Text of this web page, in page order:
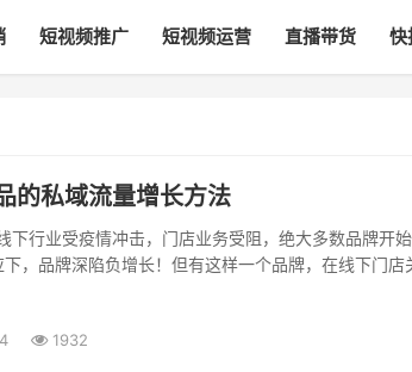
短视频推广 短视频运营 直播带货 快
的私域流量增长方法
下行业受疫情冲击，门店业务受阻，绝大多数品牌开
，品牌深陷负增长！但有这样一个品牌，在线下门
1932